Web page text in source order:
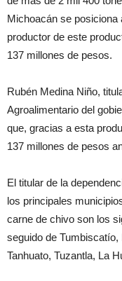
Michoacán se
productor de este
137 millones de pesos.
Rubén Medina Niño,
Agroalimentario del
que, gracias a esta
137 millones de pesos
El titular de la
los principales
carne de chivo son los
seguido de
Tanhuato, Tuzantla, La